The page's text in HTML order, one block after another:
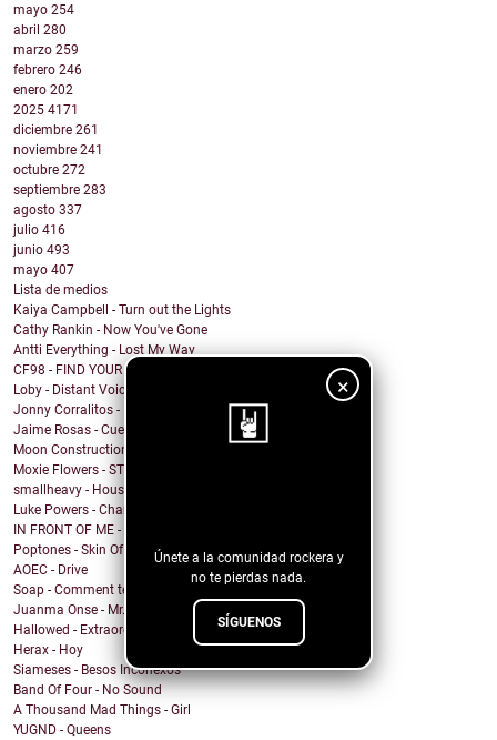
×
Únete a la comunidad rockera y
no te pierdas nada.
SÍGUENOS
mayo 254
abril 280
marzo 259
febrero 246
enero 202
2025 4171
diciembre 261
noviembre 241
octubre 272
septiembre 283
agosto 337
julio 416
junio 493
mayo 407
Lista de medios
Kaiya Campbell - Turn out the Lights
Cathy Rankin - Now You've Gone
Antti Everything - Lost My Way
CF98 - FIND YOUR OWN WAY
Loby - Distant Voices
Jonny Corralitos - Rough Time
Jaime Rosas - Cueca Contemporanea
Moon Construction Kit: Long John Silver
Moxie Flowers - STARSTRUCK.
smallheavy - House of Cards
Luke Powers - Champagne Taste
IN FRONT OF ME - Intrusive Thoughts
Poptones - Skin Of Sea
AOEC - Drive
Soap - Comment te dire adieu
Juanma Onse - Mr. Robot
Hallowed - Extraordinary Boy
Herax - Hoy
Siameses - Besos Inconexos
Band Of Four - No Sound
A Thousand Mad Things - Girl
YUGND - Queens